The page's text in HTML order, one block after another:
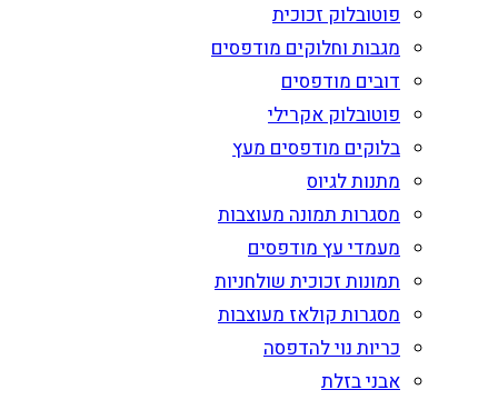
פוטובלוק זכוכית
מגבות וחלוקים מודפסים
דובים מודפסים
פוטובלוק אקרילי
בלוקים מודפסים מעץ
מתנות לגיוס
מסגרות תמונה מעוצבות
מעמדי עץ מודפסים
תמונות זכוכית שולחניות
מסגרות קולאז מעוצבות
כריות נוי להדפסה
אבני בזלת